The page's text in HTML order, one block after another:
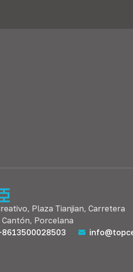
Plaza Tianjian, Carretera
Porcelana